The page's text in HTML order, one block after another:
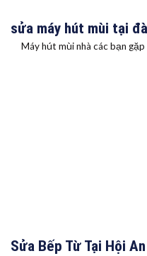
sửa máy hút mùi tại
Máy hút mùi nhà các bạn gặp
Sửa Bếp Từ Tại Hội An